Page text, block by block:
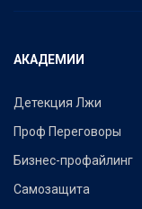
АКАДЕМИИ
Детекция Лжи
Проф Переговоры
Бизнес-профайлинг
Самозащита